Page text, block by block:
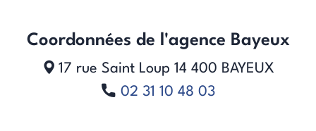
Coordonnées de l'agence Bayeux
17 rue Saint Loup 14 400 BAYEUX
02 31 10 48 03